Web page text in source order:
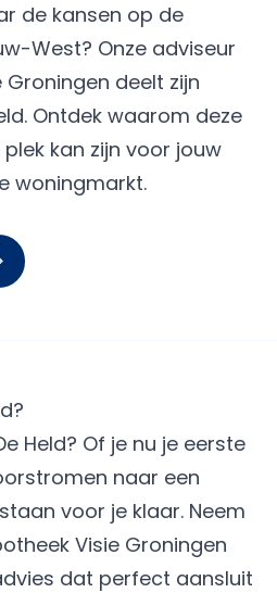
de kansen op de
West? Onze adviseur
deelt zijn
Ontdek waarom deze
kan zijn voor jouw
woningmarkt.
Held? Of je nu je eerste
naar een
voor je klaar. Neem
Visie Groningen
dat perfect aansluit